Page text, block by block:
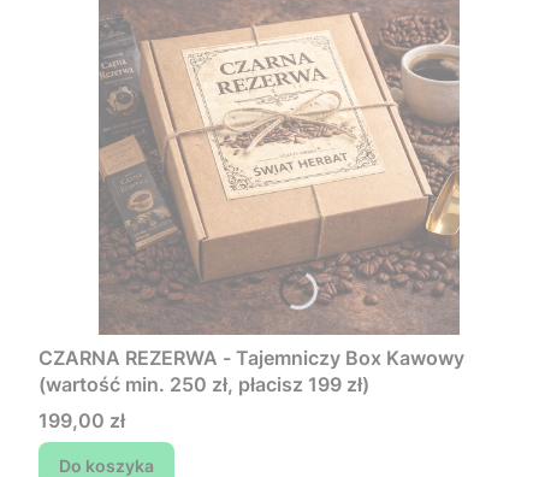
CZARNA REZERWA - Tajemniczy Box Kawowy
(wartość min. 250 zł, płacisz 199 zł)
Cena
199,00 zł
Do koszyka